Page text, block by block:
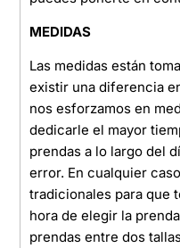
MEDIDAS
Las medidas están
existir una diferencia
nos esforzamos en
dedicarle el mayor
prendas a lo largo del
error. En cualquier
tradicionales para que
hora de elegir la
prendas entre dos